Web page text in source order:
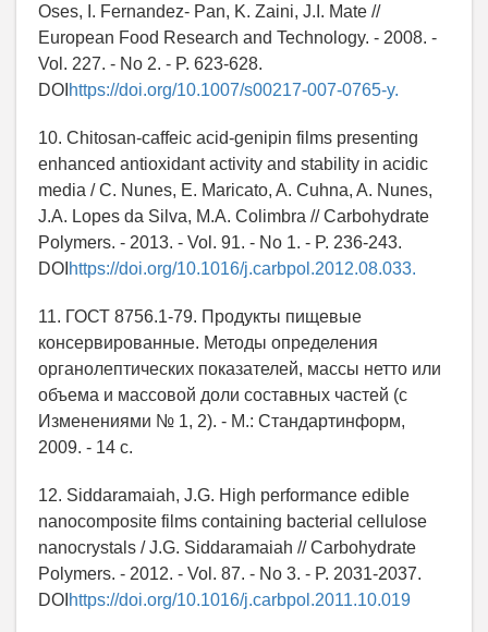
Oses, I. Fernandez- Pan, K. Zaini, J.I. Mate //
European Food Research and Technology. - 2008. -
Vol. 227. - No 2. - P. 623-628.
DOI https://doi.org/10.1007/s00217-007-0765-y.
10. Chitosan-caffeic acid-genipin films presenting
enhanced antioxidant activity and stability in acidic
media / C. Nunes, E. Maricato, A. Cuhna, A. Nunes,
J.A. Lopes da Silva, M.A. Colimbra // Carbohydrate
Polymers. - 2013. - Vol. 91. - No 1. - P. 236-243.
DOI https://doi.org/10.1016/j.carbpol.2012.08.033.
11. ГОСТ 8756.1-79. Продукты пищевые
консервированные. Методы определения
органолептических показателей, массы нетто или
объема и массовой доли составных частей (с
Изменениями № 1, 2). - М.: Стандартинформ,
2009. - 14 с.
12. Siddaramaiah, J.G. High performance edible
nanocomposite films containing bacterial cellulose
nanocrystals / J.G. Siddaramaiah // Carbohydrate
Polymers. - 2012. - Vol. 87. - No 3. - P. 2031-2037.
DOI https://doi.org/10.1016/j.carbpol.2011.10.019